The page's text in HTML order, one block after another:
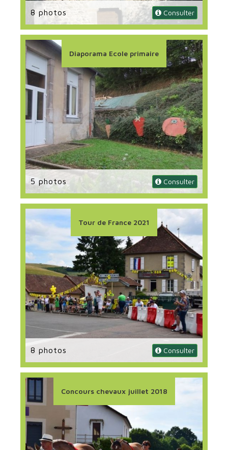
8 photos Consulter
Diaporama Ecole primaire
5 photos Consulter
Tour de France 2021
8 photos Consulter
Concours chevaux juillet 2018